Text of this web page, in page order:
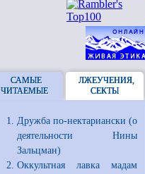
САМЫЕ
ЧИТАЕМЫЕ
ЛЖЕУЧЕНИЯ,
СЕКТЫ
Дружба по-нектариански (о
деятельности Нины
Зальцман)
Оккультная лавка мадам